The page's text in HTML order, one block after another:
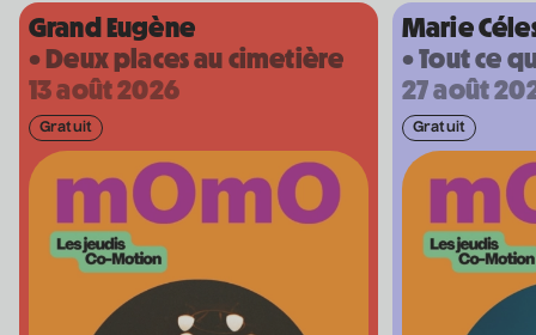
Bon Enfant
• Demande spéciale
10 septembre 2026
Gratuit
Programmation complète
Achat par téléphone 450 667-2040
Grand Eugène
• Deux places au cimetière
13 août 2026
Gratuit
Marie
• Tout ce
27 août
Gratuit